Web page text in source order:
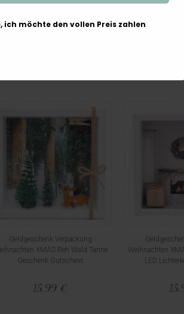
Schnorcheln Geschenk Geburtstag
Weihnachten
Tannenbaum
Geldgeschenk Verpackung
XMAS Reh Wald Tanne
Geschenk Gutschein
15,99 €
Weihnachten
LED
ich möchte den vollen Preis zahlen